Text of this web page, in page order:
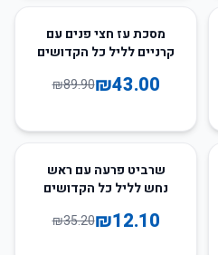
52מסכת עז חצי פנים עם
קרניים לליל כל הקדושים
₪43.00
₪89.90
66שרביט פרעה עם ראש
נחש לליל כל הקדושים
₪12.10
₪35.20